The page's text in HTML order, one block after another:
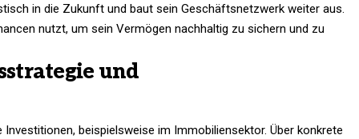
in die Zukunft und baut sein Geschäftsnetzwerk weiter aus.
nutzt, um sein Vermögen nachhaltig zu sichern und zu
und
beispielsweise im Immobiliensektor. Über konkrete